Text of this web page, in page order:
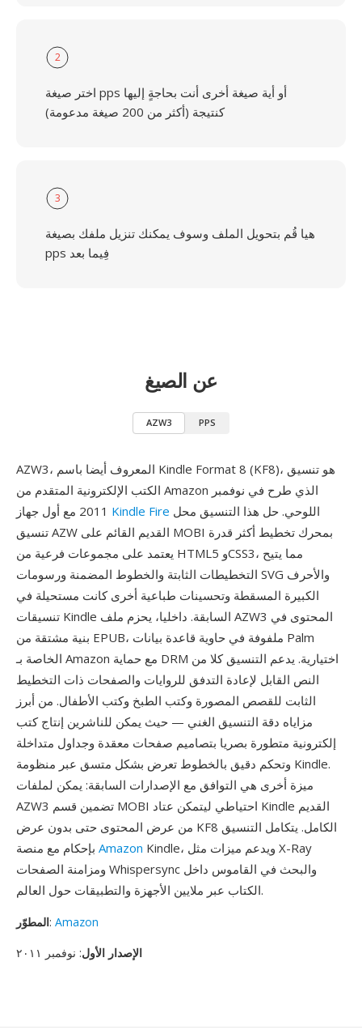
2
اختر صيغة pps أو أية صيغة أخرى أنت بحاجةٍ إليها
كنتيجة (أكثر من 200 صيغة مدعومة)
3
هيا قُم بتحويل الملف وسوف يمكنك تنزيل ملفك بصيغة
pps فِيما بعد
عن الصيغ
AZW3 PPS
AZW3، المعروف أيضا باسم Kindle Format 8 (KF8)، هو تنسيق
الكتب الإلكترونية المتقدم من Amazon الذي طرح في نوفمبر
Kindle Fire
تنسيق AZW القديم القائم على MOBI بمحرك تخطيط أكثر قدرة
يعتمد على مجموعات فرعية من HTML5 وCSS3، مما يتيح
التخطيطات الثابتة والخطوط المضمنة ورسومات SVG والأحرف
الكبيرة المسقطة وتحسينات طباعية أخرى كانت مستحيلة في
تنسيقات Kindle السابقة. داخليا، يحزم ملف AZW3 المحتوى في
بنية مشتقة من EPUB، ملفوفة في حاوية قاعدة بيانات Palm
الخاصة بـ Amazon مع حماية DRM اختيارية. يدعم التنسيق كلا من
النص القابل لإعادة التدفق للروايات والصفحات ذات التخطيط
الثابت للقصص المصورة وكتب الطبخ وكتب الأطفال. من أبرز
مزاياه دقة التنسيق الغني — حيث يمكن للناشرين إنتاج كتب
إلكترونية متطورة بصريا بتصاميم صفحات معقدة وجداول متداخلة
وتحكم دقيق بالخطوط تعرض بشكل متسق عبر منظومة Kindle.
ميزة أخرى هي التوافق مع الإصدارات السابقة: يمكن لملفات
AZW3 تضمين قسم MOBI احتياطي ليتمكن عتاد Kindle القديم
من عرض المحتوى حتى بدون عرض KF8 الكامل. يتكامل التنسيق
Amazon Kindle، ويدعم ميزات مثل X-Ray
ومزامنة الصفحات Whispersync والبحث في القاموس داخل
الكتاب عبر ملايين الأجهزة والتطبيقات حول العالم.
المطوّر: Amazon
الإصدار الأول: نوفمبر ٢٠١١